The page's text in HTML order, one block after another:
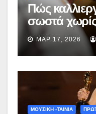
Πώς
σωστά
ΜΑΡ 17, 2026
ΜΟΥΣΙΚΗ -ΤΑΙΝΙΑ